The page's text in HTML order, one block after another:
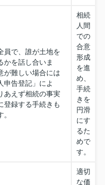
員で、誰が土地を
かを話し合いま
が難しい場合には
申告登記」によ
あえず相続の事実
登録する手続きも
相続
人間
での
合意
形成
を進
め、
手続
きを
円滑
にす
るた
めで
す。
適切
な価